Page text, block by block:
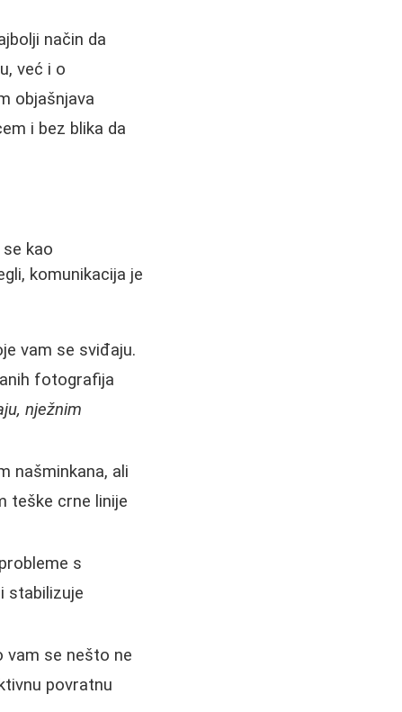
način da
već i o
objašnjava
i bez blika da
kao
komunikacija je
vam se sviđaju.
fotografija
nježnim
našminkana, ali
teške crne linije
s
stabilizuje
vam se nešto ne
povratnu